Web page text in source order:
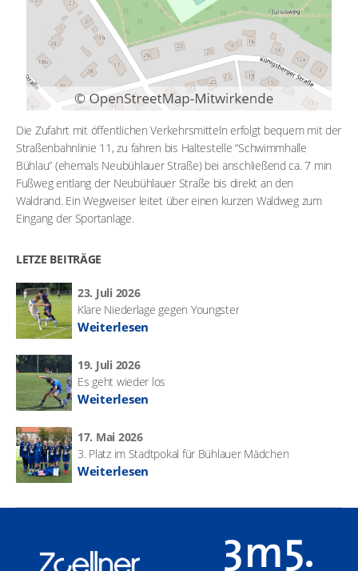
Die Zufahrt mit öffentlichen Verkehrsmitteln erfolgt bequem mit der
Straßenbahnlinie 11, zu fahren bis Haltestelle “Schwimmhalle
Bühlau” (ehemals Neubühlauer Straße) bei anschließend ca. 7 min
Fußweg entlang der Neubühlauer Straße bis direkt an den
Waldrand. Ein Wegweiser leitet über einen kurzen Waldweg zum
Eingang der Sportanlage.
LETZE BEITRÄGE
23. Juli 2026
Klare Niederlage gegen Youngster
Weiterlesen
19. Juli 2026
Es geht wieder los
Weiterlesen
17. Mai 2026
3. Platz im Stadtpokal für Bühlauer Mädchen
Weiterlesen